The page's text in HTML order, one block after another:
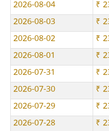
2026-08-04 ₹
2026-08-03 ₹
2026-08-02 ₹
2026-08-01 ₹
2026-07-31 ₹
2026-07-30 ₹
2026-07-29 ₹
2026-07-28 ₹